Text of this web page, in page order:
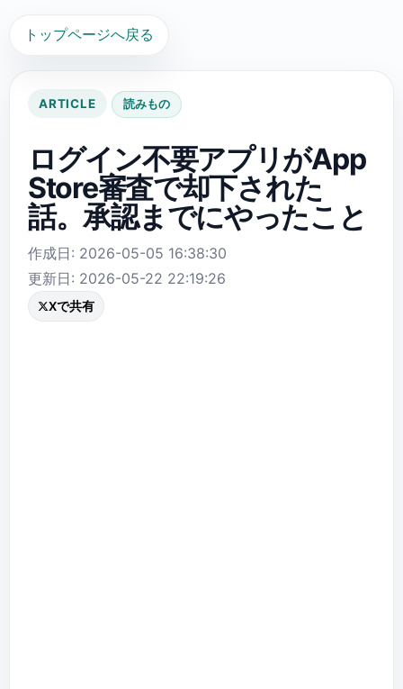
トップページへ戻る
ARTICLE 読みもの
ログイン不要アプリがApp
Store審査で却下された
話。承認までにやったこと
作成日: 2026-05-05 16:38:30
更新日: 2026-05-22 22:19:26
Xで共有